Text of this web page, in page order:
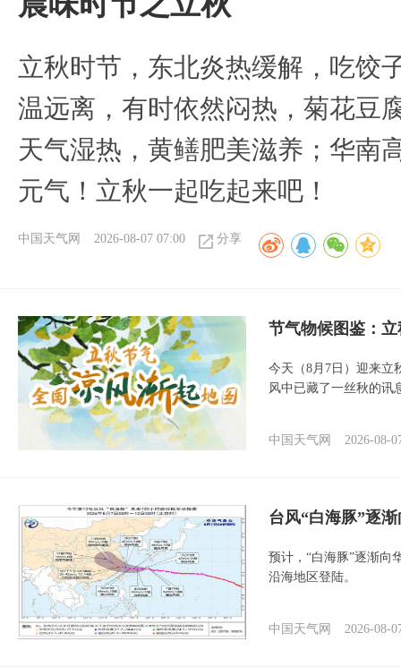
立秋时节，东北炎热缓解，吃饺
温远离，有时依然闷热，菊花豆
天气湿热，黄鳝肥美滋养；华南
元气！立秋一起吃起来吧！
中国天气网 2026-08-07 07:00 分享
节气物候图鉴：
今天（8月7日）迎来立
风中已藏了一丝秋的讯
中国天气网 2026-08-
台风“白海豚”逐
预计，“白海豚”逐渐向
沿海地区登陆。
中国天气网 2026-08-